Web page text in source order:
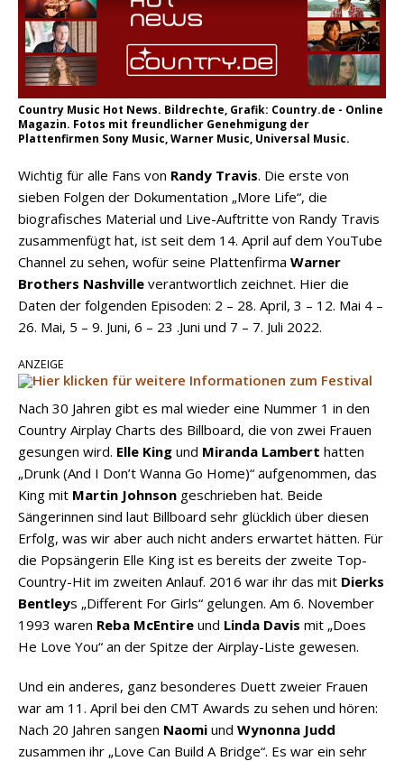
Country Music Hot News. Bildrechte, Grafik: Country.de - Online
Magazin. Fotos mit freundlicher Genehmigung der
Plattenfirmen Sony Music, Warner Music, Universal Music.
Wichtig für alle Fans von Randy Travis. Die erste von
sieben Folgen der Dokumentation „More Life“, die
biografisches Material und Live-Auftritte von Randy Travis
zusammenfügt hat, ist seit dem 14. April auf dem YouTube
Channel zu sehen, wofür seine Plattenfirma Warner
Brothers Nashville verantwortlich zeichnet. Hier die
Daten der folgenden Episoden: 2 – 28. April, 3 – 12. Mai 4 –
26. Mai, 5 – 9. Juni, 6 – 23 .Juni und 7 – 7. Juli 2022.
ANZEIGE
Nach 30 Jahren gibt es mal wieder eine Nummer 1 in den
Country Airplay Charts des Billboard, die von zwei Frauen
gesungen wird. Elle King und Miranda Lambert hatten
„Drunk (And I Don’t Wanna Go Home)“ aufgenommen, das
King mit Martin Johnson geschrieben hat. Beide
Sängerinnen sind laut Billboard sehr glücklich über diesen
Erfolg, was wir aber auch nicht anders erwartet hätten. Für
die Popsängerin Elle King ist es bereits der zweite Top-
Country-Hit im zweiten Anlauf. 2016 war ihr das mit Dierks
Bentleys „Different For Girls“ gelungen. Am 6. November
1993 waren Reba McEntire und Linda Davis mit „Does
He Love You“ an der Spitze der Airplay-Liste gewesen.
Und ein anderes, ganz besonderes Duett zweier Frauen
war am 11. April bei den CMT Awards zu sehen und hören:
Nach 20 Jahren sangen Naomi und Wynonna Judd
zusammen ihr „Love Can Build A Bridge“. Es war ein sehr